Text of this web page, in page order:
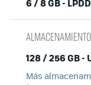
6 / 8 GB -
ALMACENAMIENTO
128 / 256 GB -
Más